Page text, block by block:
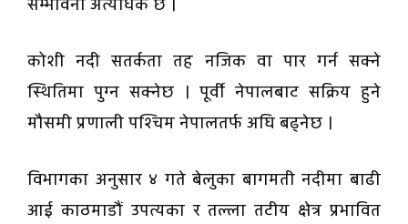
सम्भावना अत्यधिक छ ।
कोशी नदी सतर्कता तह नजिक वा पार गर्न सक्ने
स्थितिमा पुग्न सक्नेछ । पूर्वी नेपालबाट सक्रिय हुने
मौसमी प्रणाली पश्चिम नेपालतर्फ अघि बढ्नेछ ।
विभागका अनुसार ४ गते बेलुका बागमती नदीमा बाढी
आई काठमाडौं उपत्यका र तल्ला तटीय क्षेत्र प्रभावित